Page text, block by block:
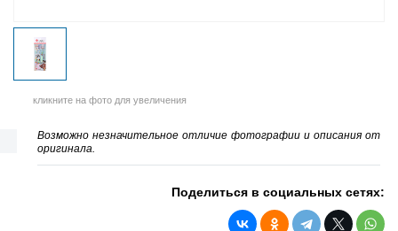
кликните на фото для увеличения
Возможно незначительное отличие фотографии и описания от
оригинала.
Поделиться в социальных сетях: